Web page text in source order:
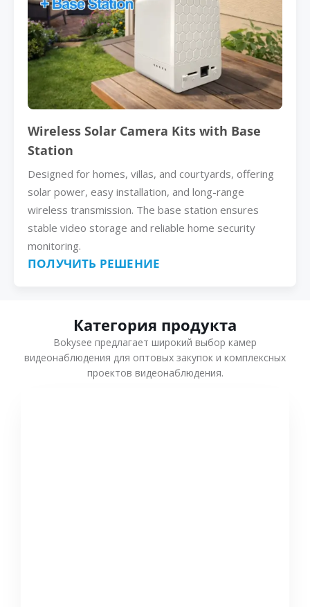
Wireless Solar Camera Kits with Base
Station
Designed for homes, villas, and courtyards, offering
solar power, easy installation, and long-range
wireless transmission. The base station ensures
stable video storage and reliable home security
monitoring.
ПОЛУЧИТЬ РЕШЕНИЕ
Категория продукта
Bokysee предлагает широкий выбор камер
видеонаблюдения для оптовых закупок и комплексных
проектов видеонаблюдения.